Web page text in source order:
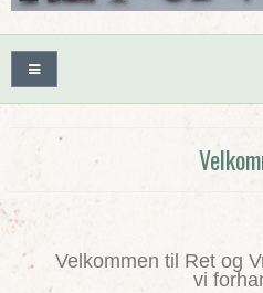
Velkommen til Ret og
vi